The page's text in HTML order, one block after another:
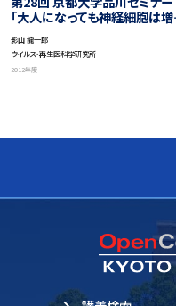
「大人になっても神経細胞は増
ついて」
影山 龍一郎
ウイルス・再生医科学研究所
2012年度